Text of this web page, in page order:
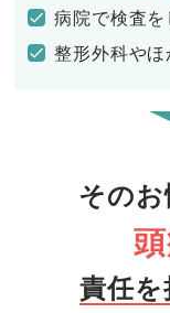
病院で検査を
整形外科や
そのお
責任を